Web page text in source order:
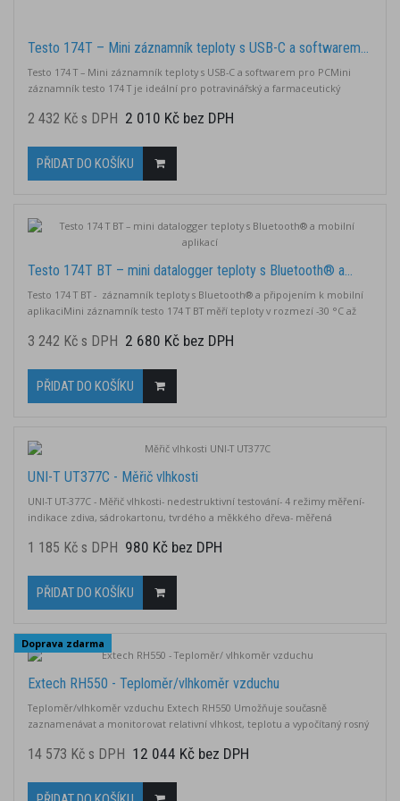
Testo 174T – Mini záznamník teploty s USB-C a softwarem...
Testo 174 T – Mini záznamník teploty s USB-C a softwarem pro PCMini
záznamník testo 174 T je ideální pro potravinářský a farmaceutický
čtení dat přes USB-C a využívá profesionální software pro efektivní
software s...
2 432 Kč s DPH 2 010 Kč bez DPH
PŘIDAT DO KOŠÍKU
Testo 174T BT – mini datalogger teploty s Bluetooth® a...
Testo 174 T BT - záznamník teploty s Bluetooth® a připojením k mobilní
aplikaciMini záznamník testo 174 T BT měří teploty v rozmezí -30 °C až
testo Smart App usnadňuje konfiguraci a analýzu dat a díky Bluetooth lze
3 242 Kč s DPH 2 680 Kč bez DPH
PŘIDAT DO KOŠÍKU
UNI-T UT377C - Měřič vlhkosti
UNI-T UT-377C - Měřič vlhkosti- nedestruktivní testování- 4 režimy měření-
indikace zdiva, sádrokartonu, tvrdého a měkkého dřeva- měřená
indikující lišta- LED světlo
1 185 Kč s DPH 980 Kč bez DPH
PŘIDAT DO KOŠÍKU
Doprava zdarma
Extech RH550 - Teploměr/vlhkoměr vzduchu
Teploměr/vlhkoměr vzduchu Extech RH550 Umožňuje současně
zaznamenávat a monitorovat relativní vlhkost, teplotu a vypočítaný rosný
záznamu a programovatelnými hodnotami nastavení alarmu Min/Max
montáž na stěnu Model...
14 573 Kč s DPH 12 044 Kč bez DPH